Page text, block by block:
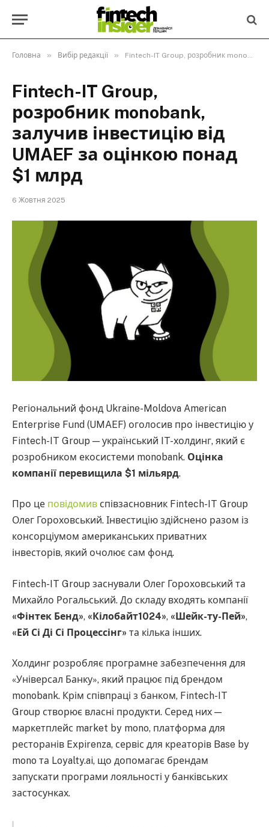
Головна » Вибір редакції » Fintech-IT Group, розробник monobank, залучив інвестицію від UMAEF за оцінкою понад $1 млрд
Fintech-IT Group,
розробник monobank,
залучив інвестицію від
UMAEF за оцінкою понад
$1 млрд
6 Жовтня 2025
Регіональний фонд Ukraine-Moldova American
Enterprise Fund (UMAEF) оголосив про інвестицію у
Fintech-IT Group — український IT-холдинг, який є
розробником екосистеми monobank. Оцінка
компанії перевищила $1 мільярд.
Про це повідомив співзасновник Fintech-IT Group
Олег Гороховський. Інвестицію здійснено разом із
консорціумом американських приватних
інвесторів, який очолює сам фонд.
Fintech-IT Group заснували Олег Гороховський та
Михайло Рогальський. До складу входять компанії
«Фінтек Бенд», «Кілобайт1024», «Шейк-ту-Пей»,
«Ей Сі Ді Сі Процессінг» та кілька інших.
Холдинг розробляє програмне забезпечення для
«Універсал Банку», який працює під брендом
monobank. Крім співпраці з банком, Fintech-IT
Group створює власні продукти. Серед них —
маркетплейс market by mono, платформа для
ресторанів Expirenza, сервіс для креаторів Base by
mono та Loyalty.ai, що допомагає брендам
запускати програми лояльності у банківських
застосунках.